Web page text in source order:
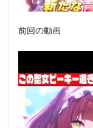
前回の動画